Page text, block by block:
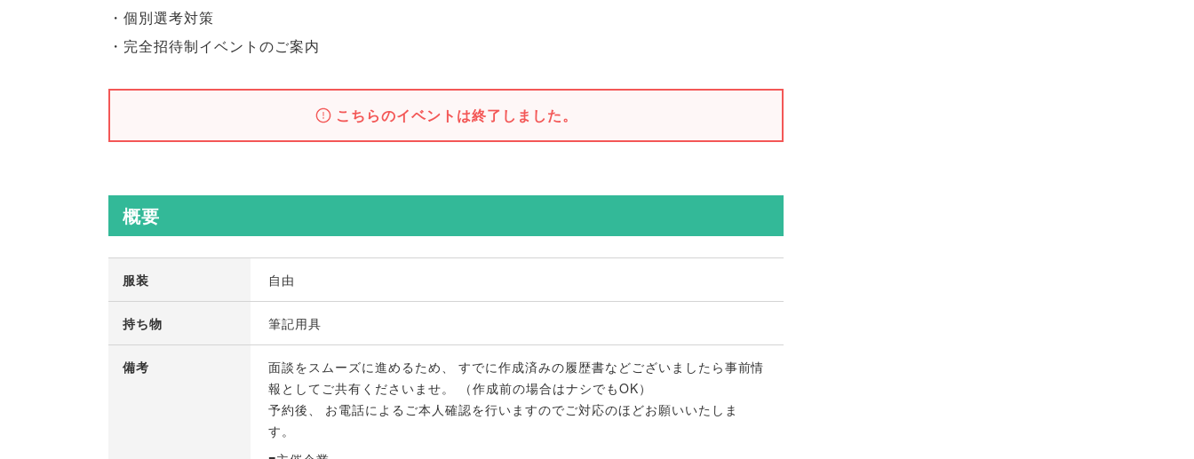
・個別選考対策
・完全招待制イベントのご案内
こちらのイベントは終了しました。
概要
服装 自由
持ち物 筆記用具
備考 面談をスムーズに進めるため
すでに作成済みの履歴書などございましたら事前情
報としてご共有くださいませ。 （作成前の場合はナシでもOK）
予約後
お電話によるご本人確認を行いますのでご対応のほどお願いいたしま
す 。